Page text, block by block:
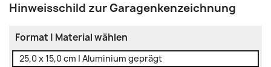
Hinweisschild zur Garagenkenzeichnung
Format | Material wählen
25,0 x 15,0 cm | Aluminium geprägt